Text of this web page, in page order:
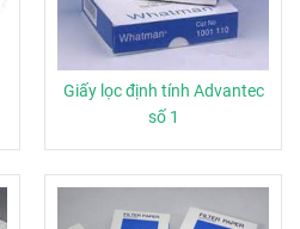
Giấy lọc định tính Advantec
số 1